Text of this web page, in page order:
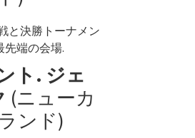
と決勝トーナメン
先端の会場.
ト. ジェ
(ニューカ
ンド)